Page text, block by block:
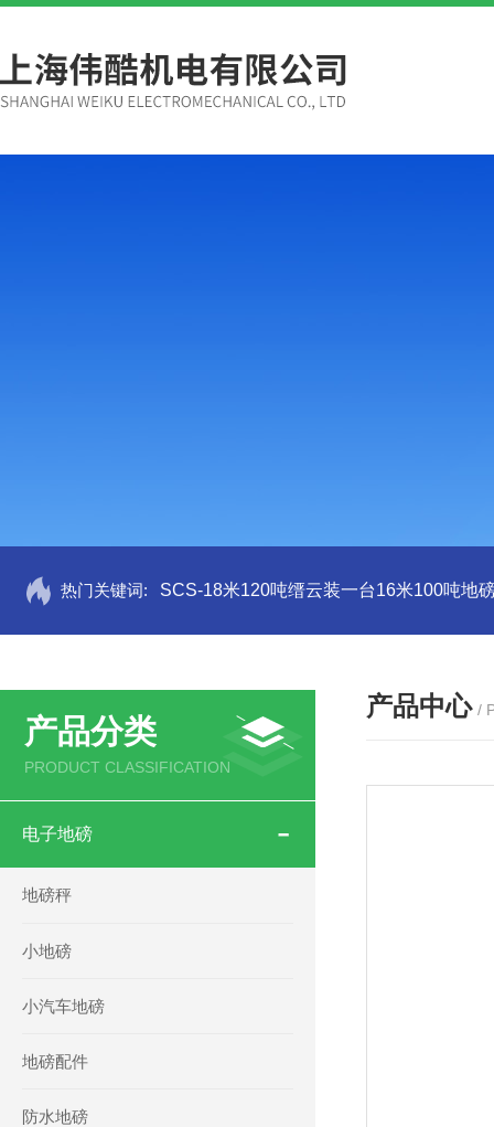
热门关键词: SCS-18米120吨缙云装一台16米100吨地
产品分类
PRODUCT CLASSIFICATION
电子地磅
地磅秤
小地磅
小汽车地磅
地磅配件
防水地磅
产品中心 /